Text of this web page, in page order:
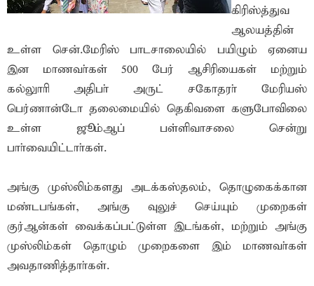
கிரிஸ்த்துவ
ஆலயத்தின்
உள்ள சென்.மேரிஸ் பாடசாலையில் பயிழும் ஏனைய
இன மாணவா்கள் 500 பேர் ஆசிரியைகள் மற்றும்
கல்லுாாி அதிபா் அருட் சகோதரா் மேரியஸ்
பெர்ணான்டோ தலைமையில் தெகிவளை களுபோவிலை
உள்ள ஜூம்ஆப் பள்ளிவாசலை சென்று
பாா்வையிட்டாா்கள்.
அங்கு முஸ்லிம்களது அடக்கஸ்தலம், தொழுகைக்கான
மண்டபங்கள், அங்கு வுலுச் செய்யும் முறைகள்
குர்ஆன்கள் வைக்கப்பட்டுள்ள இடங்கள், மற்றும் அங்கு
முஸ்லிம்கள் தொழும் முறைகளை இம் மாணவா்கள்
அவதாணித்தாா்கள்.